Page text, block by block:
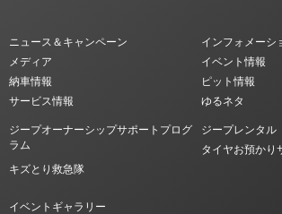
ニュース＆キャンペーン
インフォメーシ
メディア
イベント情報
納車情報
ピット情報
サービス情報
ゆるネタ
ジープオーナーシップサポートプログ
ラム
ジープレンタル
タイヤお預かり
キズとり救急隊
イベントギャラリー